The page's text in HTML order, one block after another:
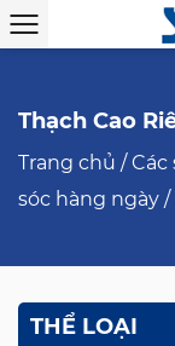
Thạch Cao
Trang chủ /Các
sóc hàng ngày /
THỂ LOẠI